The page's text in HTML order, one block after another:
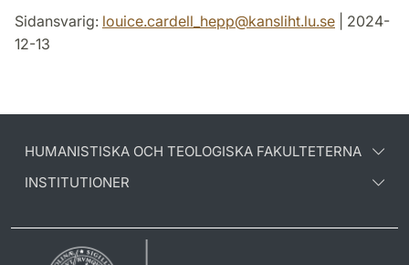
Sidansvarig: louice.cardell_hepp@kansliht.lu.se | 2024-
12-13
HUMANISTISKA OCH TEOLOGISKA FAKULTETERNA
INSTITUTIONER